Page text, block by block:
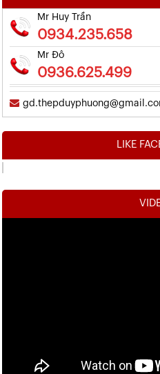
Mr Huy Trần
0934.235.658
Mr Đô
0936.625.499
LIKE